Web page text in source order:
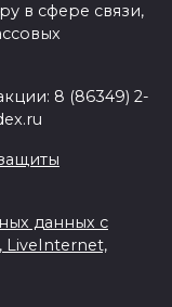
в сфере связи,
8 (86349) 2-
данных с
LiveInternet,